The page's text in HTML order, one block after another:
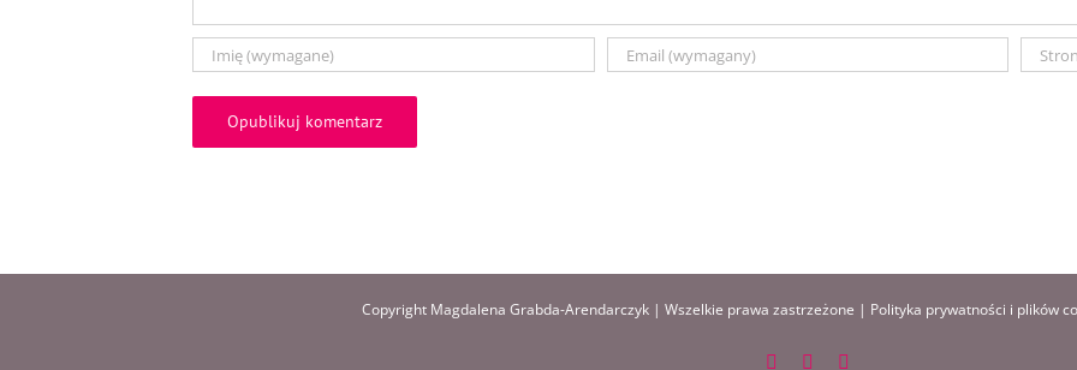
Copyright Magdalena Grabda-Arendarczyk | Wszelkie prawa zastrzeżone | Polityka prywatności i plików
FacebookInstagram